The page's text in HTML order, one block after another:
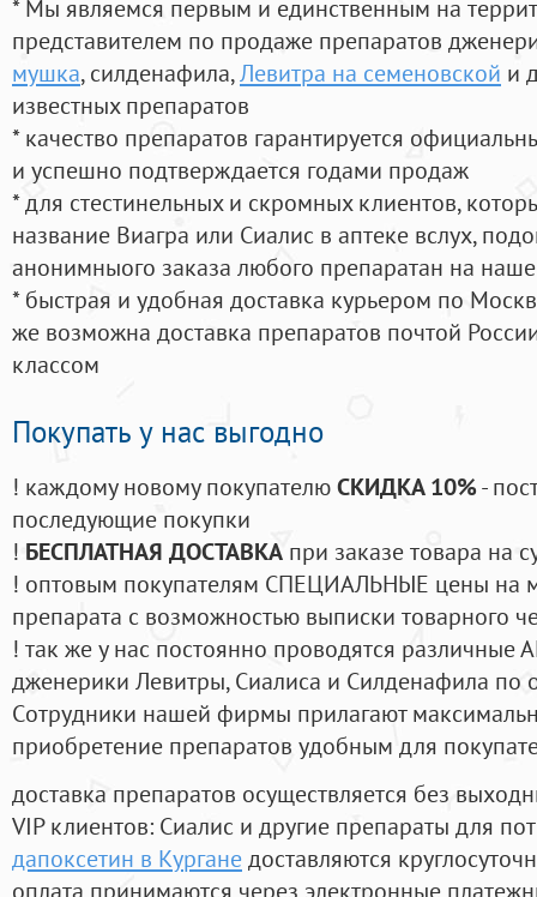
* Мы являемся первым и единственным на
представителем по продаже препаратов
мушка, силденафила,Левитра на семеновской и
известных препаратов
* качество препаратов гарантируется
и успешно подтверждается годами продаж
* для стестинельных и скромных клиентов,
название Виагра или Сиалис в аптеке вслух,
анонимныого заказа любого препаратан на
* быстрая и удобная доставка курьером по
же возможна доставка препаратов почтой
классом
Покупать у нас выгодно
! каждому новому покупателюСКИДКА 10%-
последующие покупки
! БЕСПЛАТНАЯ ДОСТАВКА при заказе товара на
! оптовым покупателям СПЕЦИАЛЬНЫЕ цены на
препарата с возможностью выписки товарного
! так же у нас постоянно проводятся
дженерики Левитры, Сиалиса и Силденафила по
Cотрудники нашей фирмы прилагают
приобретение препаратов удобным для
доставка препаратов осуществляется без
VIP клиентов: Сиалис и другие препараты для
дапоксетин в Курганедоставляются